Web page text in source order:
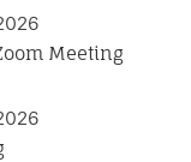
Meeting